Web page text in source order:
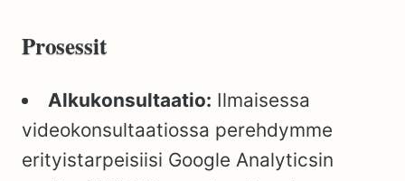
Prosessit
Alkukonsultaatio: Ilmaisessa
videokonsultaatiossa perehdymme
erityistarpeisiisi Google Analyticsin